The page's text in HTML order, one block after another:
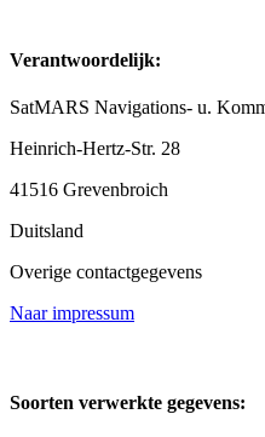
Verantwoordelijk:
SatMARS Navigations- u.
Heinrich-Hertz-Str. 28
41516 Grevenbroich
Duitsland
Overige contactgegevens
Naar impressum
Soorten verwerkte gegevens: